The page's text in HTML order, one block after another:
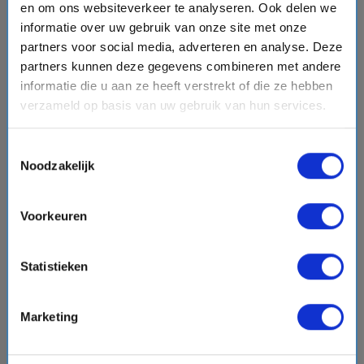
en om ons websiteverkeer te analyseren. Ook delen we
informatie over uw gebruik van onze site met onze
partners voor social media, adverteren en analyse. Deze
partners kunnen deze gegevens combineren met andere
informatie die u aan ze heeft verstrekt of die ze hebben
verzameld op basis van uw gebruik van hun services.
Noodzakelijk
Voorkeuren
Statistieken
Marketing
9 daagse Noord-Europa cruise met de AIDAbella
AIDA Cruises
eventvan: 13-09-2026 - Tot: 21-09-2026
schedule9 dagen place Noord-Europa
Vergelijk